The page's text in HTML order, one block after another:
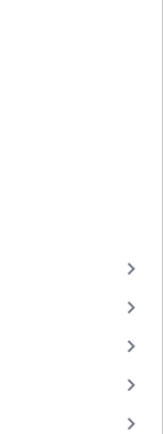
keyboard_arrow_right
keyboard_arrow_right
keyboard_arrow_right
keyboard_arrow_right
keyboard_arrow_right